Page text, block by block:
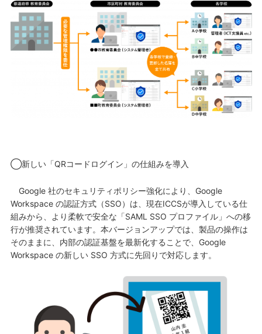
◯新しい「QRコードログイン」の仕組みを導入
Google 社のセキュリティポリシー強化により、Google
Workspace の認証方式（SSO）は、現在ICCSが導入している仕
組みから、より柔軟で安全な「SAML SSO プロファイル」への移
行が推奨されています。本バージョンアップでは、製品の操作は
そのままに、内部の認証基盤を最新化することで、Google
Workspace の新しい SSO 方式に先回りで対応します。